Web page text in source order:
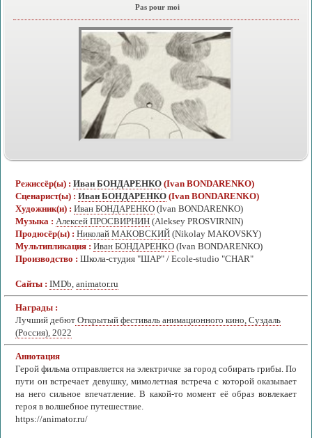
Pas pour moi
Режиссёр(ы) : Иван БОНДАРЕНКО (Ivan BONDARENKO)
Сценарист(ы) : Иван БОНДАРЕНКО (Ivan BONDARENKO)
Художник(и) : Иван БОНДАРЕНКО (Ivan BONDARENKO)
Музыка : Алексей ПРОСВИРНИН (Aleksey PROSVIRNIN)
Продюсёр(ы) : Николай МАКОВСКИЙ (Nikolay MAKOVSKY)
Мультипликация : Иван БОНДАРЕНКО (Ivan BONDARENKO)
Производство : Школа-студия "ШАР" / Ecole-studio "CHAR"
Сайты : IMDb, animator.ru
Награды :
Лучший дебют Открытый фестиваль анимационного кино, Суздаль
(Россия), 2022
Аннотация
Герой фильма отправляется на электричке за город собирать грибы. По
пути он встречает девушку, мимолетная встреча с которой оказывает
на него сильное впечатление. В какой-то момент её образ вовлекает
героя в волшебное путешествие.
https://animator.ru/